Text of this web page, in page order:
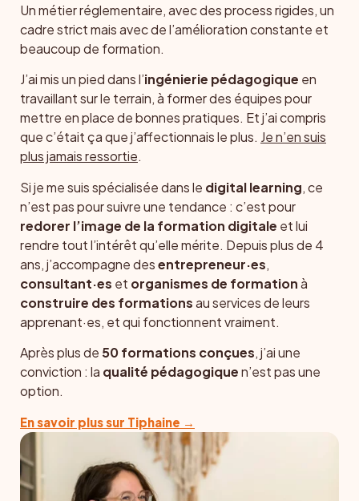
Un métier réglementaire, avec des process rigides, un
cadre strict mais avec de l’amélioration constante et
beaucoup de formation.
J’ai mis un pied dans l’ingénierie pédagogique en
travaillant sur le terrain, à former des équipes pour
mettre en place de bonnes pratiques. Et j’ai compris
que c’était ça que j’affectionnais le plus. Je n’en suis
plus jamais ressortie.
Si je me suis spécialisée dans le digital learning, ce
n’est pas pour suivre une tendance : c’est pour
redorer l’image de la formation digitale et lui
rendre tout l’intérêt qu’elle mérite. Depuis plus de 4
ans, j’accompagne desentrepreneur·es,
consultant·es et organismes de formationà
construire des formationsau services de leurs
apprenant·es, et qui fonctionnent vraiment.
Après plus de 50 formations conçues, j’ai une
conviction : la qualité pédagogiquen’est pas une
option.
En savoir plus sur Tiphaine →